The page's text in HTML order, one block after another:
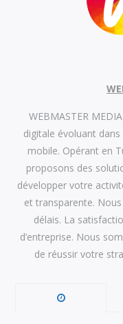
WEBMASTER
digitale évoluant
mobile. Opérant en
proposons des
développer votre
et transparente.
délais. La
d’entreprise. Nous
de réussir votre